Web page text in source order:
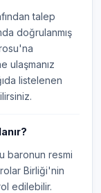
talep
doğrulanmış
ulaşmanız
listelenen
baronun resmi
Birliği'nin
edilebilir.